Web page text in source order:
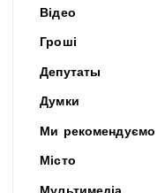
Відео
Гроші
Депутаты
Думки
Ми рекомендуємо
Місто